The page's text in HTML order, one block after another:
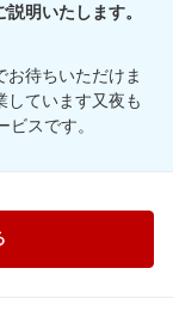
明いたします。
お待ちいただけま
しています又夜も
スです。